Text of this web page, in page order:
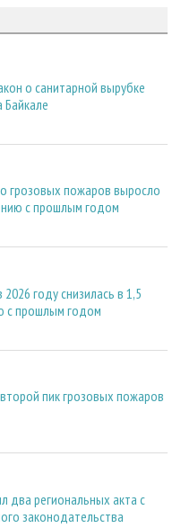
о санитарной вырубке
Байкале
грозовых пожаров выросло
с прошлым годом
году снизилась в 1,5
с прошлым годом
пик грозовых пожаров
два региональных акта с
законодательства